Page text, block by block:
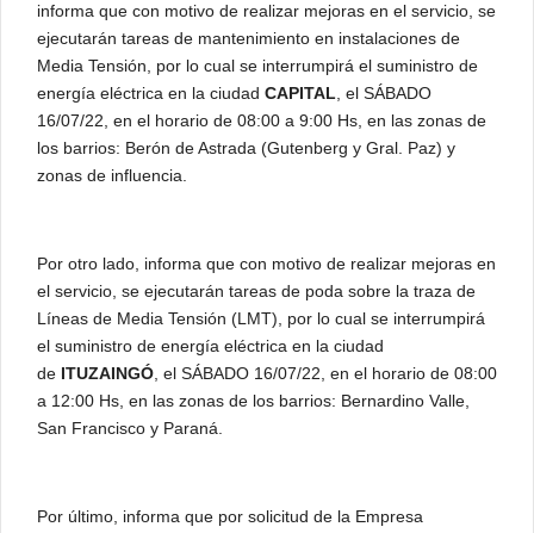
informa que con motivo de realizar mejoras en el servicio, se
ejecutarán tareas de mantenimiento en instalaciones de
Media Tensión, por lo cual se interrumpirá el suministro de
energía eléctrica en la ciudad CAPITAL , el SÁBADO
16/07/22, en el horario de 08:00 a 9:00 Hs, en las zonas de
los barrios: Berón de Astrada (Gutenberg y Gral. Paz) y
zonas de influencia.
Por otro lado, informa que con motivo de realizar mejoras en
el servicio, se ejecutarán tareas de poda sobre la traza de
Líneas de Media Tensión (LMT), por lo cual se interrumpirá
el suministro de energía eléctrica en la ciudad
de ITUZAINGÓ , el SÁBADO 16/07/22, en el horario de 08:00
a 12:00 Hs, en las zonas de los barrios: Bernardino Valle,
San Francisco y Paraná.
Por último, informa que por solicitud de la Empresa